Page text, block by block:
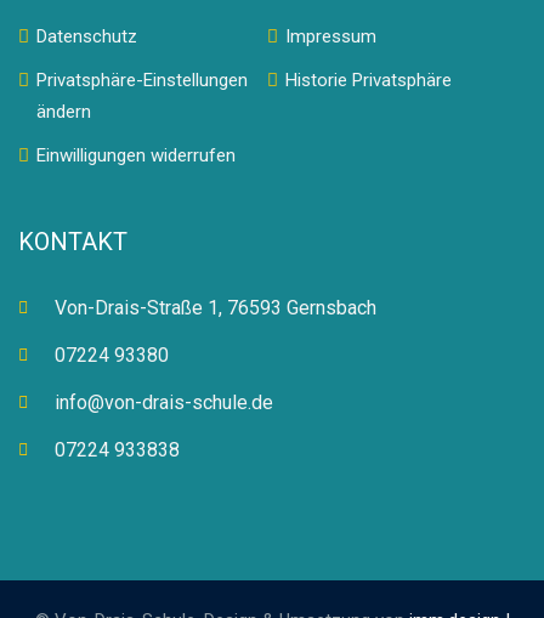
Datenschutz
Impressum
Privatsphäre-Einstellungen
ändern
Historie Privatsphäre
Einwilligungen widerrufen
KONTAKT
Von-Drais-Straße 1, 76593 Gernsbach
07224 93380
info@von-drais-schule.de
07224 933838